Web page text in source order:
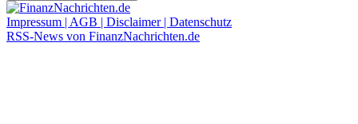
Impressum | AGB | Disclaimer | Datenschutz
RSS-News von FinanzNachrichten.de